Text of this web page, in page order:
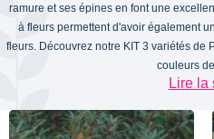
ramure et ses épines en font une
à fleurs permettent d'avoir également
fleurs. Découvrez notre KIT 3 variétés de
couleurs de
Lire la